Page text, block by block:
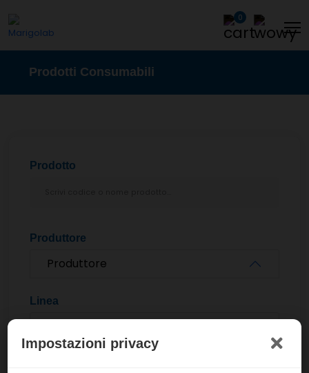
0
Prodotti Consumabili
Prodotto
Produttore
Produttore
Linea
Impostazioni privacy